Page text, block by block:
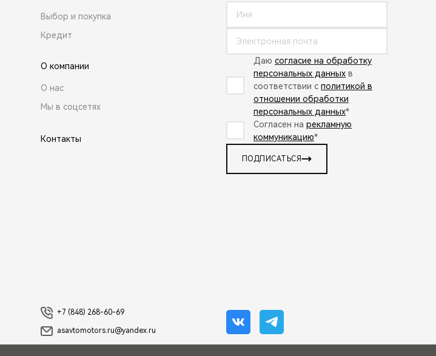
Выбор и покупка
Кредит
О компании
О нас
Мы в соцсетях
Контакты
Даю согласие на обработку
персональных данных в
соответствии с политикой в
отношении обработки
персональных данных*
Согласен на рекламную
коммуникацию*
ПОДПИСАТЬСЯ
+7 (848) 268-60-69
asavtomotors.ru@yandex.ru